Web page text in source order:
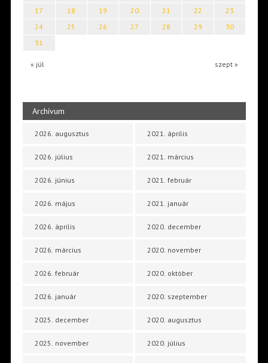
« júl szept »
17
18 19 20 21 22
23
24
25 26 27 28 29
30
31
Archívum
2026. augusztus
2026. július
2026. június
2026. május
2026. április
2026. március
2026. február
2026. január
2025. december
2025. november
2021. április
2021. március
2021. február
2021. január
2020. december
2020. november
2020. október
2020. szeptember
2020. augusztus
2020. július